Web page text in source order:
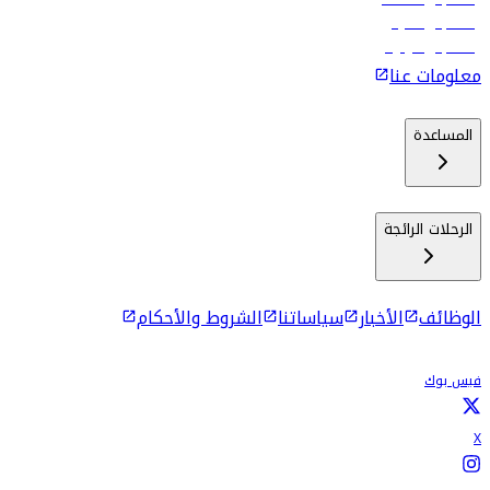
رحلات إلى ماليه
رحلات إلى كولومبو
معلومات عنا
المساعدة
الرحلات الرائجة
الوظائف الأخبار سياساتنا الشروط والأحكام
فيس بوك
X